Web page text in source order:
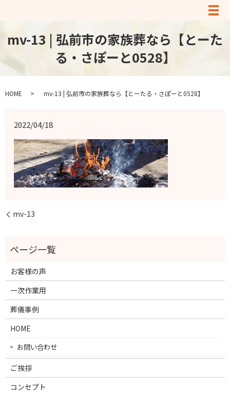
メ
mv-13 | 弘前市の家族葬なら【とーた
る・さぽーと0528】
HOME mv-13 | 弘前市の家族葬なら【とーたる・さぽーと0528】
2022/04/18
mv-13
お客様の声
一次作業用
葬儀事例
HOME
お問い合わせ
ご挨拶
コンセプト